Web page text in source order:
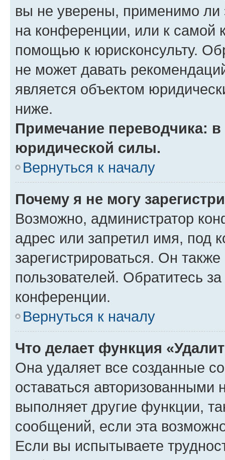
вы не уверены, применимо ли
на конференции, или к самой
помощью к юрисконсульту.
не может давать
является объектом
ниже.
Примечание переводчика:
юридической силы.
Вернуться к началу
Почему я не могу
Возможно, администратор
адрес или запретил имя, под
зарегистрироваться. Он
пользователей. Обратитесь
конференции.
Вернуться к началу
Что делает функция
Она удаляет все созданные
оставаться авторизованными
выполняет другие функции,
сообщений, если эта
Если вы испытываете